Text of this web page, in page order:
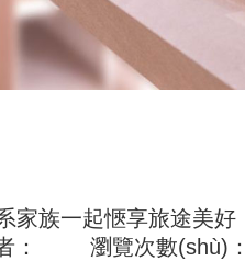
家族一起愜享旅途美好
： 瀏覽次數(shù)